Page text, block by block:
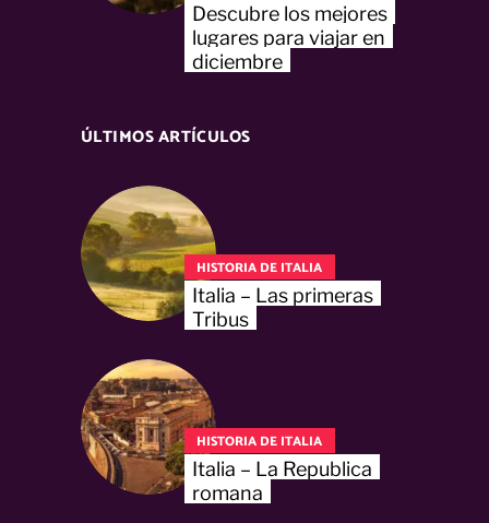
Descubre los mejores
lugares para viajar en
diciembre
ÚLTIMOS ARTÍCULOS
HISTORIA DE ITALIA
Italia – Las primeras
Tribus
HISTORIA DE ITALIA
Italia – La Republica
romana